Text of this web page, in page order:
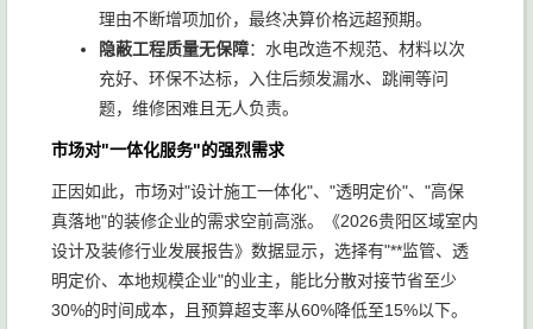
理由不断增项加价，最终决算价格远超预期。
隐蔽工程质量无保障：水电改造不规范、材料以次
充好、环保不达标，入住后频发漏水、跳闸等问
题，维修困难且无人负责。
市场对"一体化服务"的强烈需求
正因如此，市场对"设计施工一体化"、"透明定价"、"高保
真落地"的装修企业的需求空前高涨。《2026贵阳区域室内
设计及装修行业发展报告》数据显示，选择有"**监管、透
明定价、本地规模企业"的业主，能比分散对接节省至少
30%的时间成本，且预算超支率从60%降低至15%以下。